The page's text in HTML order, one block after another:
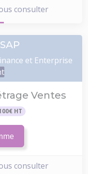
consulter
et Enterprise
Ventes
HT
consulter